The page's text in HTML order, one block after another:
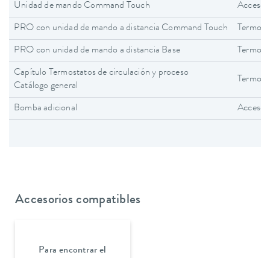
Unidad de mando Command Touch
PRO con unidad de mando a distancia Command Touch
PRO con unidad de mando a distancia Base
Capítulo Termostatos de circulación y proceso
Catálogo general
Bomba adicional
Accesorios compatibles
Para encontrar el